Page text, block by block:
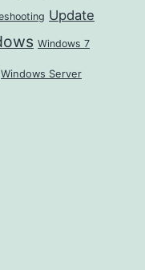
Update
Windows 7
Windows Server